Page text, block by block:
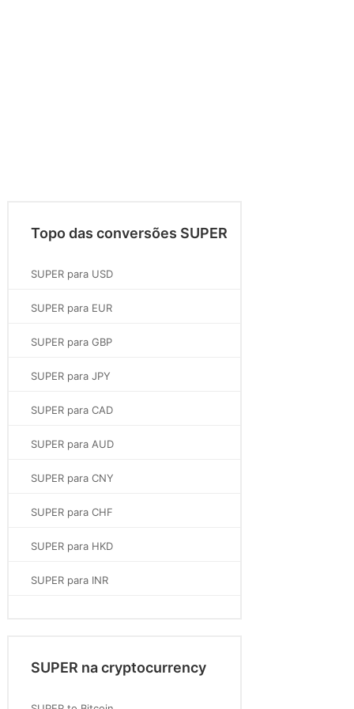
Topo das conversões SUPER
SUPER para USD
SUPER para EUR
SUPER para GBP
SUPER para JPY
SUPER para CAD
SUPER para AUD
SUPER para CNY
SUPER para CHF
SUPER para HKD
SUPER para INR
SUPER na cryptocurrency